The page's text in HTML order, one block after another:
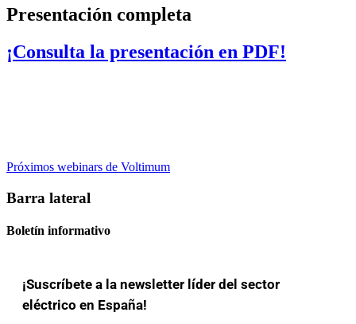
Presentación completa
¡Consulta la presentación en PDF!
Próximos webinars de Voltimum
Barra lateral
Boletín informativo
¡Suscríbete a la newsletter líder del sector
eléctrico en España!